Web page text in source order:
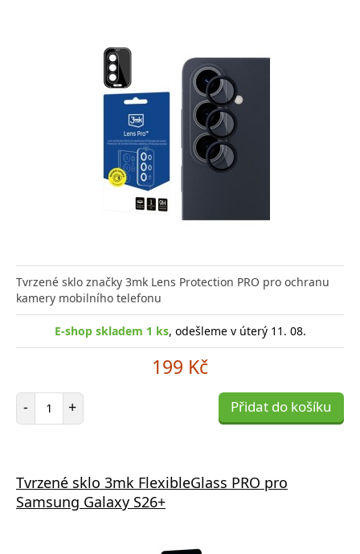
Tvrzené sklo značky 3mk Lens Protection PRO pro ochranu
kamery mobilního telefonu
E-shop skladem 1 ks, odešleme v úterý 11. 08.
199 Kč
- Počet položek
+ Přidat do košíku
Tvrzené sklo 3mk FlexibleGlass PRO pro
Samsung Galaxy S26+